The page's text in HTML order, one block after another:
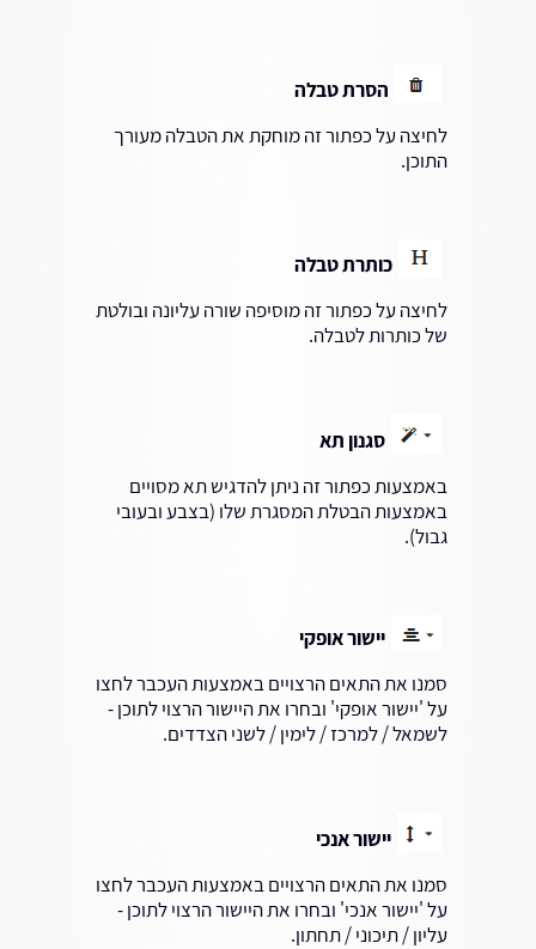
הסרת טבלה
לחיצה על כפתור זה מוחקת את הטבלה מעורך
התוכן.
כותרת טבלה
לחיצה על כפתור זה מוסיפה שורה עליונה ובולטת
של כותרות לטבלה.
סגנון תא
באמצעות כפתור זה ניתן להדגיש תא מסויים
באמצעות הבטלת המסגרת שלו (בצבע ובעובי
גבול).
יישור אופקי
סמנו את התאים הרצויים באמצעות העכבר לחצו
על 'יישור אופקי' ובחרו את היישור הרצוי לתוכן -
לשמאל / למרכז / לימין / לשני הצדדים.
יישור אנכי
סמנו את התאים הרצויים באמצעות העכבר לחצו
על 'יישור אנכי' ובחרו את היישור הרצוי לתוכן -
עליון / תיכוני / תחתון.